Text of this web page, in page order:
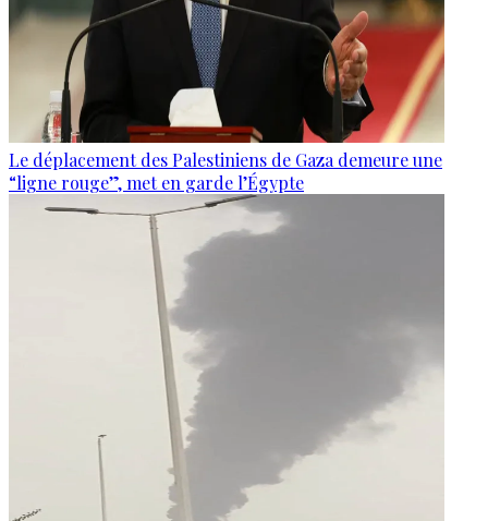
Le déplacement des Palestiniens de Gaza demeure une
“ligne rouge”, met en garde l’Égypte